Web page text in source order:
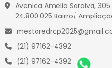
Avenida Amelia Saraiva, 305
24.800.025 Bairro/
(21) 97162-4392
(21) 97162-4392